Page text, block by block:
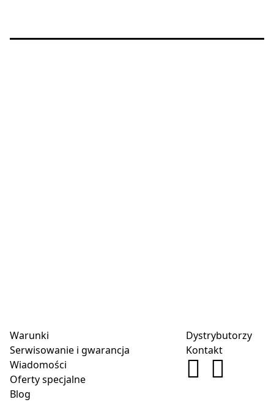
Warunki
Serwisowanie i gwarancja
Wiadomości
Oferty specjalne
Blog
Dystrybutorzy
Kontakt